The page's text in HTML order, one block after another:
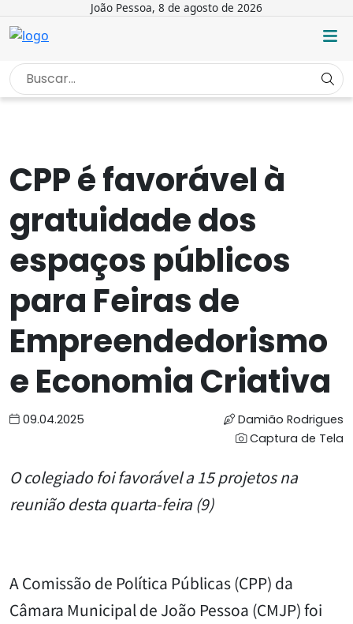
João Pessoa, 8 de agosto de 2026
INÍCIO /
CPP é favorável à
gratuidade dos
espaços públicos
para Feiras de
Empreendedorismo
e Economia Criativa
09.04.2025
Damião Rodrigues
Captura de Tela
O colegiado foi favorável a 15 projetos na
reunião desta quarta-feira (9)
A Comissão de Política Públicas (CPP) da
Câmara Municipal de João Pessoa (CMJP) foi